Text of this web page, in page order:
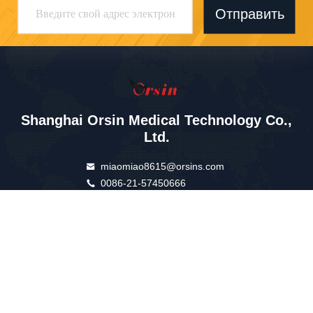
Отправить
Shanghai Orsin Medical Technology Co.,
Ltd.
miaomiao8615@orsins.com
0086-21-57450666